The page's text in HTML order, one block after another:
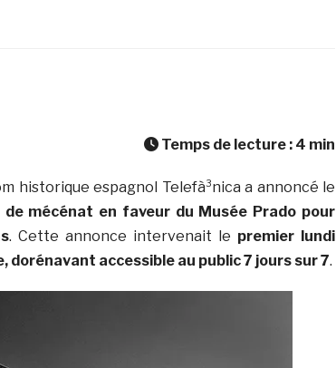
Temps de lecture : 4 min
historique espagnol Telefà³nica a annoncé le
mécénat en faveur du Musée Prado pour
. Cette annonce intervenait le premier lundi
dorénavant accessible au public 7 jours sur 7.